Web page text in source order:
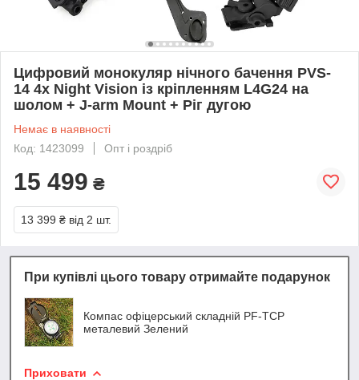
Цифровий монокуляр нічного бачення PVS-
14 4х Night Vision із кріпленням L4G24 на
шолом + J-arm Mount + Ріг дугою
Немає в наявності
Код: 1423099
Опт і роздріб
15 499 ₴
13 399 ₴ від 2 шт.
При купівлі цього товару отримайте подарунок
Компас офіцерський складній PF-TCP
металевий Зелений
Приховати